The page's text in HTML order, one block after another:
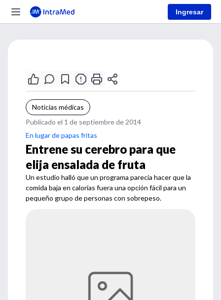
Ingresar
Noticias médicas
Publicado el 1 de septiembre de 2014
En lugar de papas fritas
Entrene su cerebro para que
elija ensalada de fruta
Un estudio halló que un programa parecía hacer que la
comida baja en calorías fuera una opción fácil para un
pequeño grupo de personas con sobrepeso.